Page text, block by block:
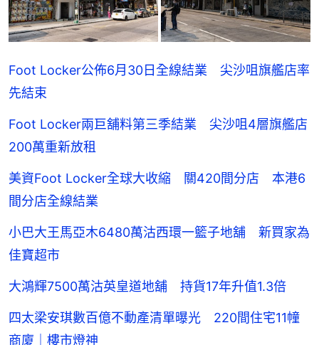
Foot Locker公佈6月30日全線結業 尖沙咀旗艦店率
先結束
Foot Locker兩巨舖料第三季結業 尖沙咀4層旗艦店
200萬重新放租
美資Foot Locker全球大收縮 關420間分店 本港6
間分店全線結業
小巴大王馬亞木6480萬沽西環一籃子地舖 新買家為
佳寶超市
大鴻輝7500萬沽英皇道地舖 持貨17年升值1.3倍
四太梁安琪數百億不動產清單曝光 220間住宅11幢
商廈｜樓市燈神